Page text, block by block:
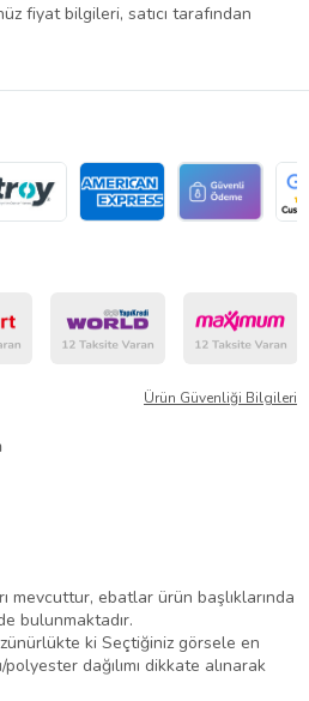
fiyat bilgileri, satıcı tarafından
Ürün Güvenliği Bilgileri
mevcuttur, ebatlar ürün başlıklarında
bulunmaktadır.
ki Seçtiğiniz görsele en
dağılımı dikkate alınarak